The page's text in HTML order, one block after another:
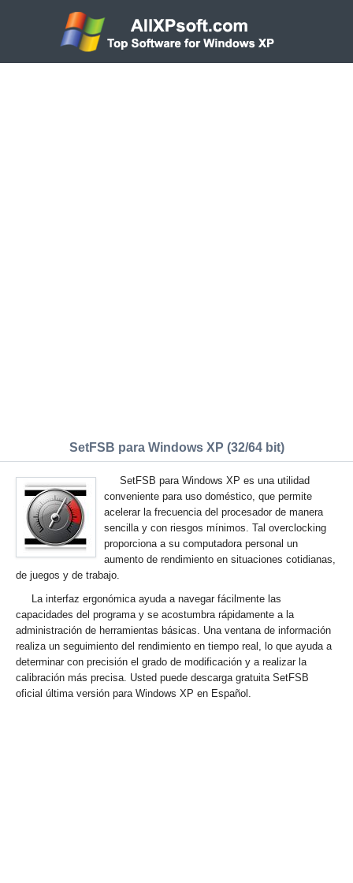
SetFSB para Windows XP (32/64 bit)
SetFSB para Windows XP es una utilidad
conveniente para uso doméstico, que permite
acelerar la frecuencia del procesador de manera
sencilla y con riesgos mínimos. Tal overclocking
proporciona a su computadora personal un
aumento de rendimiento en situaciones cotidianas,
de juegos y de trabajo.
La interfaz ergonómica ayuda a navegar fácilmente las
capacidades del programa y se acostumbra rápidamente a la
administración de herramientas básicas. Una ventana de información
realiza un seguimiento del rendimiento en tiempo real, lo que ayuda a
determinar con precisión el grado de modificación y a realizar la
calibración más precisa. Usted puede descarga gratuita SetFSB
oficial última versión para Windows XP en Español.